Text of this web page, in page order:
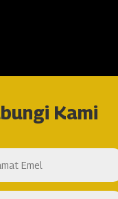
Kami